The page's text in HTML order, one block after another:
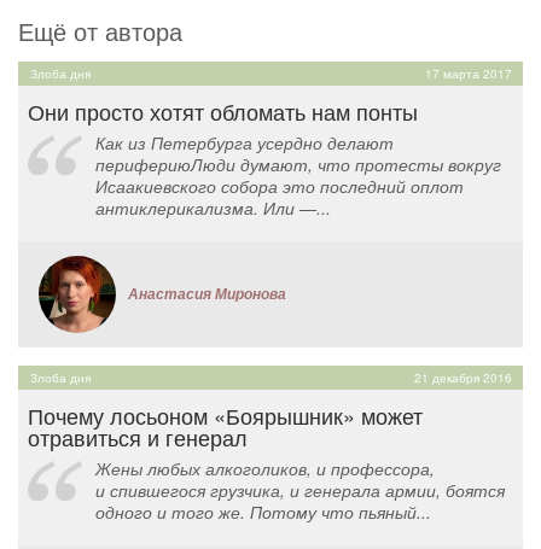
Ещё от автора
Злоба дня 17 марта 2017
Они просто хотят обломать нам понты
Как из Петербурга усердно делают
перифериюЛюди думают, что протесты вокруг
Исаакиевского собора это последний оплот
антиклерикализма. Или —...
Анастасия Миронова
Злоба дня 21 декабря 2016
Почему лосьоном «Боярышник» может
отравиться и генерал
Жены любых алкоголиков, и профессора,
и спившегося грузчика, и генерала армии, боятся
одного и того же. Потому что пьяный...